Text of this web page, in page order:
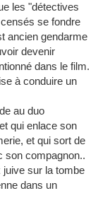
les "détectives
se fondre
ancien gendarme
devenir
dans le film.
à conduire un
au duo
qui enlace son
et qui sort de
son compagnon..
juive sur la tombe
dans un